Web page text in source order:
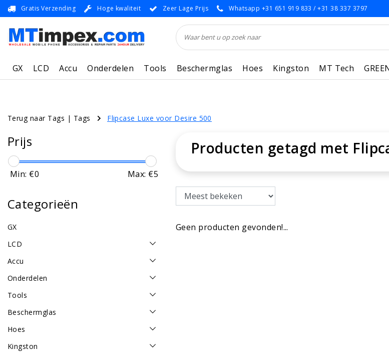
Gratis Verzending Hoge kwaliteit Zeer Lage Prijs Whatsapp +31 651 919 833 / +31 38 337 3797
GX LCD Accu Onderdelen Tools Beschermglas Hoes Kingston MT Tech
Terug naar Tags | Tags Flipcase Luxe voor Desire 500
Prijs
Min: €0 Max: €5
Categorieën
GX
LCD
Accu
Onderdelen
Tools
Beschermglas
Hoes
Kingston
Producten getagd met
Geen producten gevonden!...